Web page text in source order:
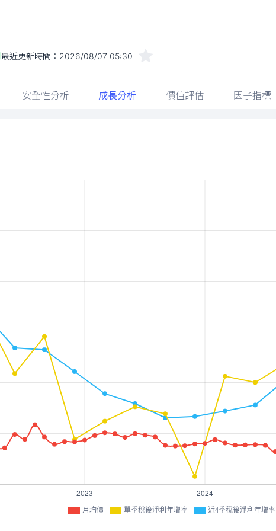
最近更新時間： 2026/08/07 05:30
安全性分析 成長分析 價值評估 因子指標
月均價 單季稅後淨利年增率 近4季稅後淨利年增率